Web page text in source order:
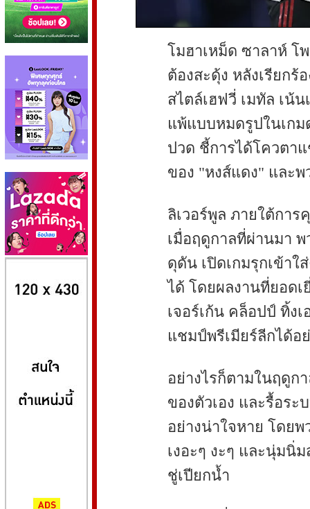
โมฮาเหม็ด ซาลาห์ โ
ต้องสะดุ้ง หลังเรียกร้
สไตล์เฮฟวี่ เมทัล เน้
แพ้แบบหมดรูปในเกม
ปวด ชี้การได้โควตา
ของ "หงส์แดง" และพ
ลิเวอร์พูล ภายใต้กา
เมื่อฤดูกาลที่ผ่านมา พ
ดุดัน เปิดเกมรุกเข้า
ได้ โดยผลงานที่ยอด
เจอร์เก้น คล็อปป์ ทิ้ง
แชมป์พรีเมียร์ลีกได้อ
อย่างไรก็ตามในฤดูก
ของตัวเอง และรื้อร
อย่างน่าใจหาย โดยพ
เงอะๆ งะๆ และนุ่มนิ่
ชู่เปียกน้ำ